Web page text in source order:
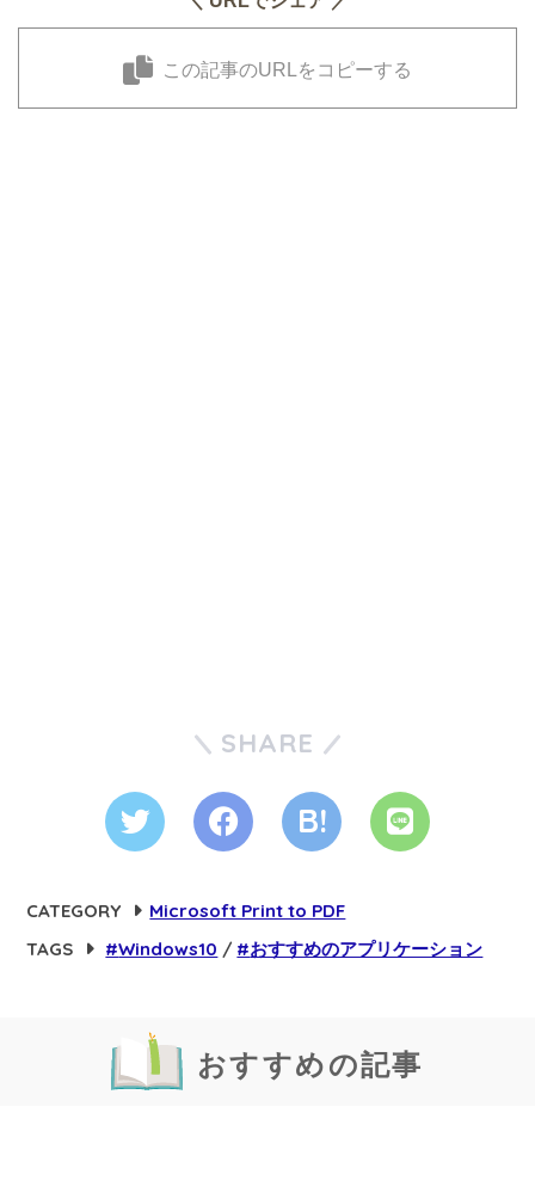
この記事のURLをコピーする
SHARE
CATEGORY
Microsoft Print to PDF
TAGS
Windows10 おすすめのアプリケーション
おすすめの記事